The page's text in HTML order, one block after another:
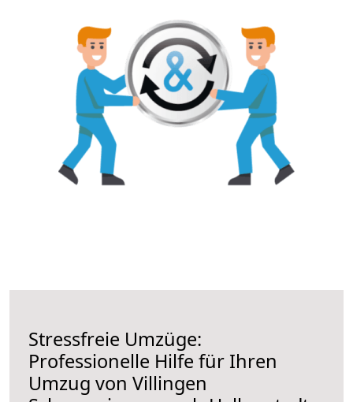
Stressfreie Umzüge:
Professionelle Hilfe für Ihren
Umzug von Villingen